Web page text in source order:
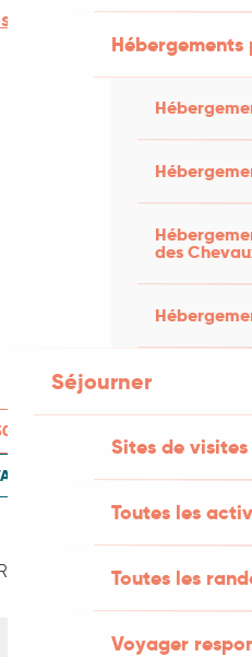
des
Séjourner
Sites de visites
Toutes les
Toutes les
Voyager
en train !
93 76
NOUS
LOT - Bourg à 2km